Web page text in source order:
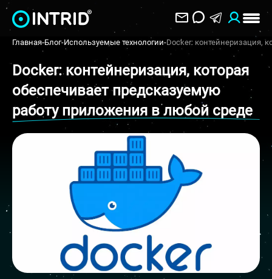
Главная-Блог-Используемые технологии-Docker: контейнеризация,
Docker: контейнеризация, которая
обеспечивает предсказуемую
работу приложения в любой среде